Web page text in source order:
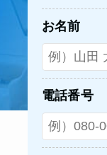
お名前
電話番号